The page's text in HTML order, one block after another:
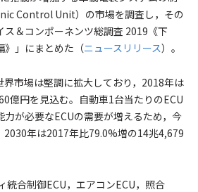
Control Unit）の市場を調査し，その
＆コンポーネンツ総調査 2019《下
》」にまとめた（ニュースリリース）。
界市場は堅調に拡大しており，2018年は
億円を見込む。自動車1台当たりのECU
が必要なECUの需要が増えるため，今
2030年は2017年比79.0%増の14兆4,679
統合制御ECU，エアコンECU，照合